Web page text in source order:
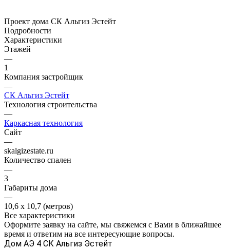
Проект дома СК Альгиз Эстейт
Подробности
Характеристики
Этажей
—
1
Компания застройщик
—
СК Альгиз Эстейт
Технология строительства
—
Каркасная технология
Сайт
—
skalgizestate.ru
Количество спален
—
3
Габариты дома
—
10,6 х 10,7 (метров)
Все характеристики
Оформите заявку на сайте, мы свяжемся с Вами в ближайшее
время и ответим на все интересующие вопросы.
Дом АЭ 4 СК Альгиз Эстейт